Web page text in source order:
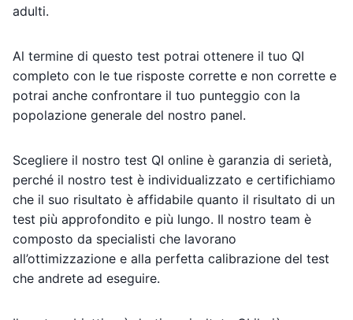
adulti.
Al termine di questo test potrai ottenere il tuo QI
completo con le tue risposte corrette e non corrette e
potrai anche confrontare il tuo punteggio con la
popolazione generale del nostro panel.
Scegliere il nostro test QI online è garanzia di serietà,
perché il nostro test è individualizzato e certifichiamo
che il suo risultato è affidabile quanto il risultato di un
test più approfondito e più lungo. Il nostro team è
composto da specialisti che lavorano
all’ottimizzazione e alla perfetta calibrazione del test
che andrete ad eseguire.